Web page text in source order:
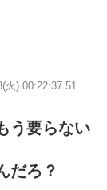
火) 00:22:37.51
う要らない
だろ？